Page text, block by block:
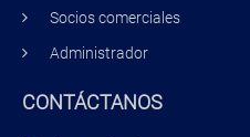
Socios comerciales
Administrador
CONTÁCTANOS